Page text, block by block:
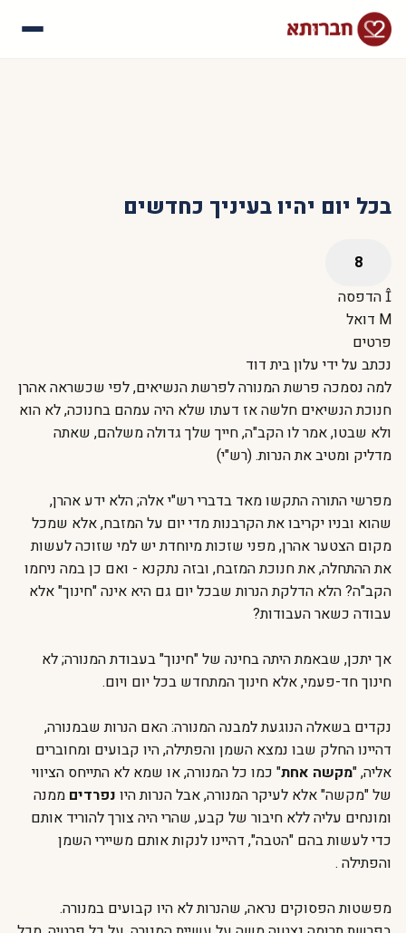
בכל יום יהיו בעיניך כחדשים
הדפסה
דואל
פרטים
נכתב על ידי עלון בית דוד
למה נסמכה פרשת המנורה לפרשת הנשיאים, לפי שכשראה אהרן
חנוכת הנשיאים חלשה אז דעתו שלא היה עמהם בחנוכה, לא הוא
ולא שבטו, אמר לו הקב"ה, חייך שלך גדולה משלהם, שאתה
מדליק ומטיב את הנרות. (רש"י)
מפרשי התורה התקשו מאד בדברי רש"י אלה; הלא ידע אהרן,
שהוא ובניו יקריבו את הקרבנות מדי יום על המזבח, אלא שמכל
מקום הצטער אהרן, מפני שזכות מיוחדת יש למי שזוכה לעשות
את ההתחלה, את חנוכת המזבח, ובזה נתקנא - ואם כן במה ניחמו
הקב"ה? הלא הדלקת הנרות שבכל יום גם היא אינה "חינוך" אלא
עבודה כשאר העבודות?
אך יתכן, שבאמת היתה בחינה של "חינוך" בעבודת המנורה; לא
חינוך חד-פעמי, אלא חינוך המתחדש בכל יום ויום.
נקדים בשאלה הנוגעת למבנה המנורה: האם הנרות שבמנורה,
דהיינו החלק שבו נמצא השמן והפתילה, היו קבועים ומחוברים
אליה, "מקשה אחת" כמו כל המנורה, או שמא לא התייחס הציווי
של "מקשה" אלא לעיקר המנורה, אבל הנרות היו נפרדים ממנה
ומונחים עליה ללא חיבור של קבע, שהרי היה צורך להוריד אותם
כדי לעשות בהם "הטבה", דהיינו לנקות אותם משיירי השמן
והפתילה .
מפשטות הפסוקים נראה, שהנרות לא היו קבועים במנורה.